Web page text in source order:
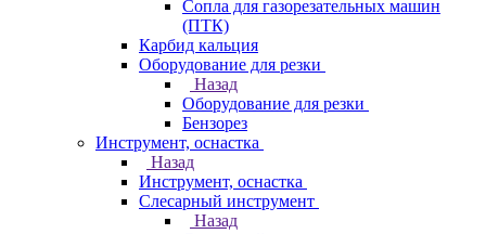
Сопла для газорезательных машин
(ПТК)
Карбид кальция
Оборудование для резки
Назад
Оборудование для резки
Бензорез
Инструмент, оснастка
Назад
Инструмент, оснастка
Слесарный инструмент
Назад